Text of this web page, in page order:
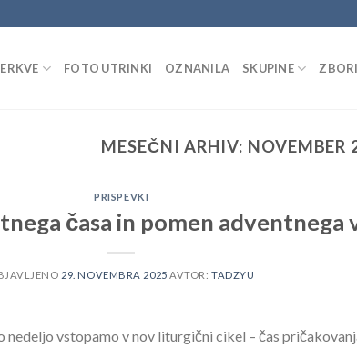
FOTO UTRINKI OZNANILA SKUPINE ZBORI
MESEČNI ARHIV: NOVEMBER
PRISPEVKI
časa in pomen adventnega
29. NOVEMBRA 2025 AVTOR:TADZYU
nedeljo vstopamo v nov liturgični cikel – čas